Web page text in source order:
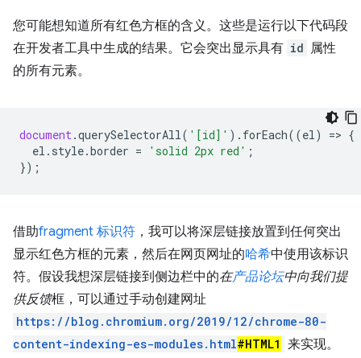
您可能想知道所有红色方框的含义。这些是运行以下代码段
在开发者工具中生成的结果。它会突出显示具有 id 属性
的所有元素。
document.querySelectorAll( '[id]' ). forEach((el) => {
el . style.border = 'solid 2px red' ;
});
借助fragment 标识符 ，我可以将深层链接放置到任何突出
显示红色方框的元素，然后在网页网址的哈希中使用该标识
符。假设我想深层链接到侧边栏中的在产品论坛中向我们提
供反馈框，可以通过手动创建网址
https://blog.chromium.org/2019/12/chrome-80-
content-indexing-es-modules.html#HTML1 来实现。